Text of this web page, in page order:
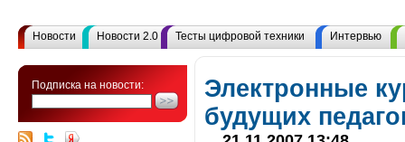
Новости Новости 2.0 Тесты цифровой техники Интервью
Подписка на новости:
Электронные
будущих